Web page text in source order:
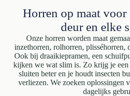
Horren op maat voor
deur en elke
Onze horren worden maat
inzethorren, rolhorren, plisséhorren,
Ook bij draaikiepramen, een
kijken we wat slim is. Zo krijg je een
sluiten beter en je houdt insecten
verliezen. We zoeken oplossingen
dagelijks